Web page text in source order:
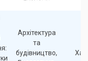
Архітектура
та
будівництво,